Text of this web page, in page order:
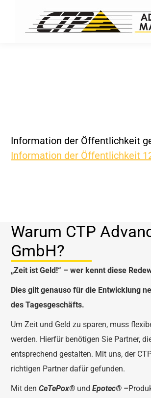
Information der Öffentlichkeit
Information der Öffentlichkeit
Warum CTP
GmbH?
„Zeit ist Geld!“ – wer kennt diese
Dies gilt genauso für die Entwicklung
des Tagesgeschäfts.
Um Zeit und Geld zu sparen, muss
werden. Hierfür benötigen Sie Partner,
entsprechend gestalten. Mit uns, der
richtigen Partner dafür gefunden.
Mit den CeTePox® und Epotec® –